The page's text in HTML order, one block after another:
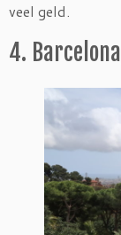
veel geld.
4.